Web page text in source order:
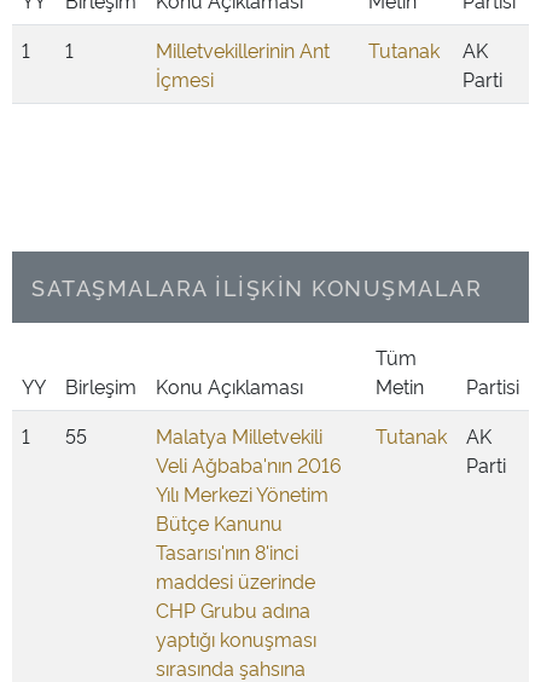
1
1
Milletvekillerinin Ant
İçmesi
Tutanak
AK
Parti
SATAŞMALARA İLİŞKİN KONUŞMALAR
YY Birleşim Konu Açıklaması
Tüm
Metin
Partisi
1
55
Malatya Milletvekili
Veli Ağbaba'nın 2016
Yılı Merkezi Yönetim
Bütçe Kanunu
Tasarısı'nın 8'inci
maddesi üzerinde
CHP Grubu adına
yaptığı konuşması
sırasında şahsına
Tutanak
AK
Parti